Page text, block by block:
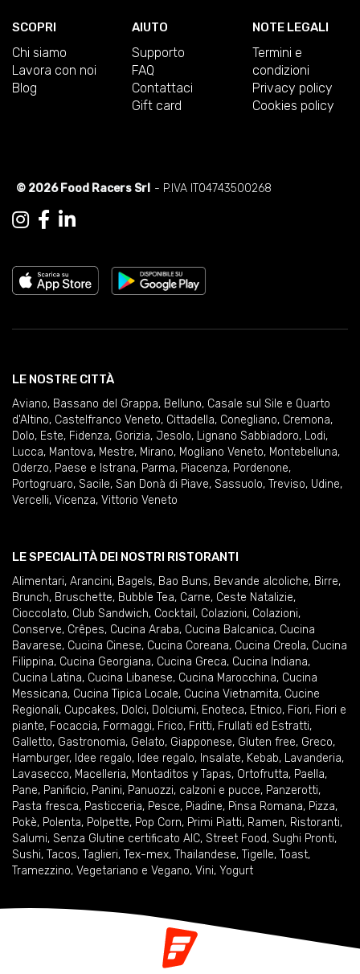
SCOPRI
Chi siamo
Lavora con noi
Blog
AIUTO
Supporto
FAQ
Contattaci
Gift card
NOTE LEGALI
Termini e
condizioni
Privacy policy
Cookies policy
© 2026 Food Racers Srl - P.IVA IT04743500268
LE NOSTRE CITTÀ
Aviano, Bassano del Grappa, Belluno, Casale sul Sile e Quarto
d'Altino, Castelfranco Veneto, Cittadella, Conegliano, Cremona,
Dolo, Este, Fidenza, Gorizia, Jesolo, Lignano Sabbiadoro, Lodi,
Lucca, Mantova, Mestre, Mirano, Mogliano Veneto, Montebelluna,
Oderzo, Paese e Istrana, Parma, Piacenza, Pordenone,
Portogruaro, Sacile, San Donà di Piave, Sassuolo, Treviso, Udine,
Vercelli, Vicenza, Vittorio Veneto
LE SPECIALITÀ DEI NOSTRI RISTORANTI
Alimentari, Arancini, Bagels, Bao Buns, Bevande alcoliche, Birre,
Brunch, Bruschette, Bubble Tea, Carne, Ceste Natalizie,
Cioccolato, Club Sandwich, Cocktail , Colazioni, Colazioni,
Conserve, Crêpes, Cucina Araba, Cucina Balcanica, Cucina
Bavarese, Cucina Cinese, Cucina Coreana, Cucina Creola, Cucina
Filippina, Cucina Georgiana, Cucina Greca, Cucina Indiana,
Cucina Latina, Cucina Libanese, Cucina Marocchina, Cucina
Messicana, Cucina Tipica Locale, Cucina Vietnamita, Cucine
Regionali, Cupcakes, Dolci, Dolciumi, Enoteca, Etnico, Fiori, Fiori e
piante, Focaccia, Formaggi, Frico, Fritti, Frullati ed Estratti,
Galletto, Gastronomia, Gelato, Giapponese, Gluten free, Greco,
Hamburger, Idee regalo, Idee regalo, Insalate, Kebab, Lavanderia,
Lavasecco, Macelleria, Montaditos y Tapas, Ortofrutta, Paella,
Pane, Panificio, Panini, Panuozzi, calzoni e pucce, Panzerotti,
Pasta fresca, Pasticceria, Pesce, Piadine, Pinsa Romana, Pizza,
Pokè, Polenta, Polpette, Pop Corn, Primi Piatti, Ramen, Ristoranti,
Salumi, Senza Glutine certificato AIC, Street Food, Sughi Pronti,
Sushi, Tacos, Taglieri, Tex-mex, Thailandese, Tigelle, Toast,
Tramezzino, Vegetariano e Vegano, Vini, Yogurt